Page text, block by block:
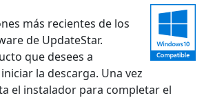
más recientes de los
de UpdateStar.
que desees a
la descarga. Una vez
el instalador para completar el